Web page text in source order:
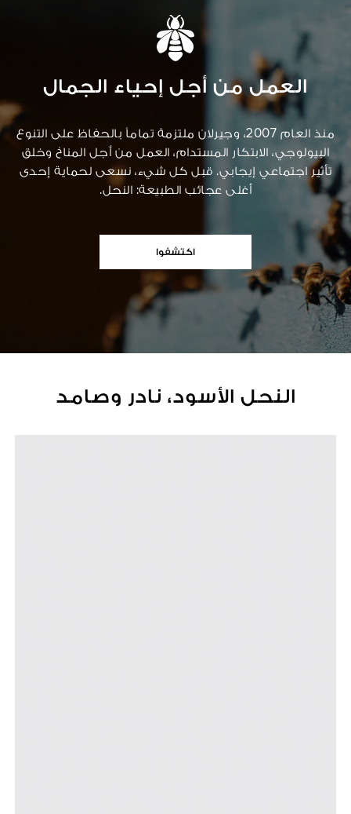
العمل من أجل إحياء الجمال
منذ العام 2007، وجيرلان ملتزمة تماماً بالحفاظ على التنوع
البيولوجي، الابتكار المستدام، العمل من أجل المناخ وخلق
تأثير اجتماعي إيجابي. قبل كل شيء، نسعى لحماية إحدى
أغلى عجائب الطبيعة: النحل.
اكتشفوا
النحل الأسود، نادر وصامد